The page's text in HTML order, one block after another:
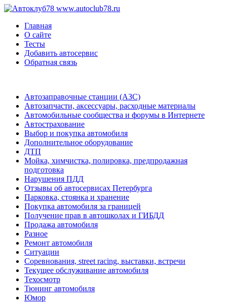
www.autoclub78.ru
Главная
О сайте
Тесты
Добавить автосервис
Обратная связь
Автозаправочные станции (АЗС)
Автозапчасти, аксессуары, расходные материалы
Автомобильные сообщества и форумы в Интернете
Автострахование
Выбор и покупка автомобиля
Дополнительное оборудование
ДТП
Мойка, химчистка, полировка, предпродажная
подготовка
Нарушения ПДД
Отзывы об автосервисах Петербурга
Парковка, стоянка и хранение
Покупка автомобиля за границей
Получение прав в автошколах и ГИБДД
Продажа автомобиля
Разное
Ремонт автомобиля
Ситуации
Соревнования, street racing, выставки, встречи
Текущее обслуживание автомобиля
Техосмотр
Тюнинг автомобиля
Юмор